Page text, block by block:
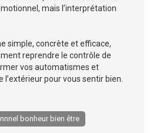
mais l’interprétation
simple, concrète et efficace,
reprendre le contrôle de
vos automatismes et
l’extérieur pour vous sentir bien.
bonheur bien être